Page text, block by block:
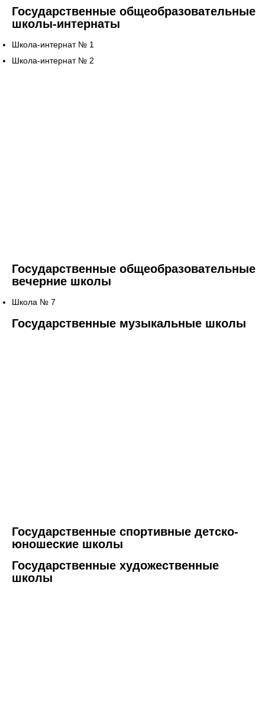
Государственные общеобразовательные
школы-интернаты
Школа-интернат № 1
Школа-интернат № 2
Государственные общеобразовательные
вечерние школы
Школа № 7
Государственные музыкальные школы
Государственные спортивные детско-
юношеские школы
Государственные художественные
школы